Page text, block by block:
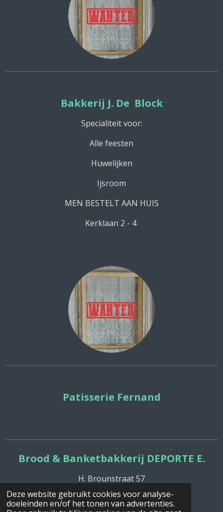
Deze website gebruikt cookies voor analyse-
doeleinden en/of het tonen van advertenties.
Bakkerij J. De Block
Specialiteit voor:
Alle feesten
Huwelijken
Ijsroom
MEN BESTELT AAN HUIS
Kerklaan 2 - 4
Patisserie Fernand
Brood & Banketbakkerij DEPORTE E.
H. Brounstraat 57